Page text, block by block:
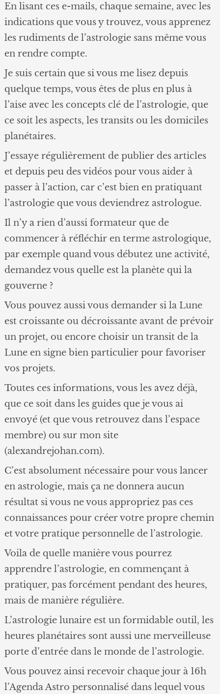
En lisant ces e-mails, chaque semaine, avec les
indications que vous y trouvez, vous apprenez
les rudiments de l’astrologie sans même vous
en rendre compte.
Je suis certain que si vous me lisez depuis
quelque temps, vous êtes de plus en plus à
l’aise avec les concepts clé de l’astrologie, que
ce soit les aspects, les transits ou les domiciles
planétaires.
J’essaye régulièrement de publier des articles
et depuis peu des vidéos pour vous aider à
passer à l’action, car c’est bien en pratiquant
l’astrologie que vous deviendrez astrologue.
Il n’y a rien d’aussi formateur que de
commencer à réfléchir en terme astrologique,
par exemple quand vous débutez une activité,
demandez vous quelle est la planète qui la
gouverne ?
Vous pouvez aussi vous demander si la Lune
est croissante ou décroissante avant de prévoir
un projet, ou encore choisir un transit de la
Lune en signe bien particulier pour favoriser
vos projets.
Toutes ces informations, vous les avez déjà,
que ce soit dans les guides que je vous ai
envoyé (et que vous retrouvez dans l’espace
membre) ou sur mon site
(alexandrejohan.com).
C’est absolument nécessaire pour vous lancer
en astrologie, mais ça ne donnera aucun
résultat si vous ne vous appropriez pas ces
connaissances pour créer votre propre chemin
et votre pratique personnelle de l’astrologie.
Voila de quelle manière vous pourrez
apprendre l’astrologie, en commençant à
pratiquer, pas forcément pendant des heures,
mais de manière régulière.
L’astrologie lunaire est un formidable outil, les
heures planétaires sont aussi une merveilleuse
porte d’entrée dans le monde de l’astrologie.
Vous pouvez ainsi recevoir chaque jour à 16h
l’Agenda Astro personnalisé dans lequel vous